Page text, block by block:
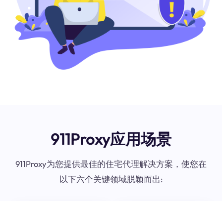
911Proxy应用场景
911Proxy为您提供最佳的住宅代理解决方案，使您在
以下六个关键领域脱颖而出: